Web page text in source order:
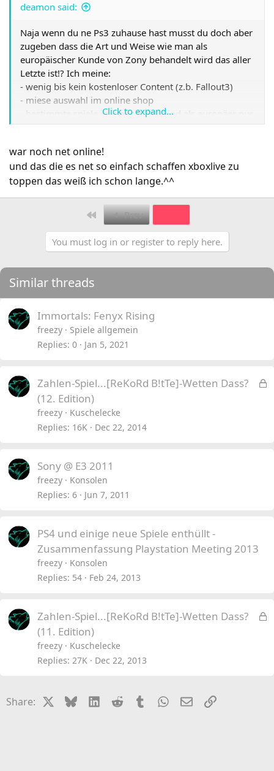
deamon said:
Naja wenn du ne Ps3 zuhause hast musst du doch aber
zugeben dass die Art und Weise wie man als
europäischer Kunde von Zony behandelt wird das aller
Letzte ist!? Ich meine:
- wenig bis kein kostenloser Content (z.b. Fallout3)
- miese auswahl im online shop
- bestimmte spiele im onlineshop sind als europäer nur
erhältich wenn man vorher im us / jpn shop Punkte
- und die Liste geht eigtl noch ewig weiter
Click to expand...
war noch net online!
und das die es net so einfach schaffen xboxlive zu
toppen das weiß ich schon lange.^^
First Prev
You must log in or register to reply here.
Similar threads
Immortals: Fenyx Rising
freezy
Spiele allgemein
Replies 0 Jan 5, 2021
L
Zahlen-Spiel...[ReKoRd B!tTe]-Wetten Dass?
(12. Edition)
freezy
Kuschelecke
Replies 16K Dec 22, 2014
Sony @ E3 2011
freezy
Konsolen
Replies 6 Jun 7, 2011
PS4 und einige neue Spiele enthüllt -
Zusammenfassung Playstation Meeting 2013
freezy
Konsolen
Replies 54 Feb 24, 2013
L
Zahlen-Spiel...[ReKoRd B!tTe]-Wetten Dass?
(11. Edition)
freezy
Kuschelecke
Replies 27K Dec 22, 2013
Share: BlueskyLinkedIn
Reddit TumblrWhatsApp
EmailLink